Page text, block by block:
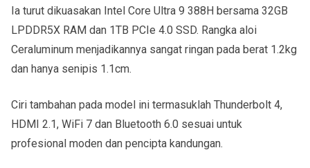
Ia turut dikuasakan Intel Core Ultra 9 388H bersama 32GB
LPDDR5X RAM dan 1TB PCIe 4.0 SSD. Rangka aloi
Ceraluminum menjadikannya sangat ringan pada berat 1.2kg
dan hanya senipis 1.1cm.
Ciri tambahan pada model ini termasuklah Thunderbolt 4,
HDMI 2.1, WiFi 7 dan Bluetooth 6.0 sesuai untuk
profesional moden dan pencipta kandungan.